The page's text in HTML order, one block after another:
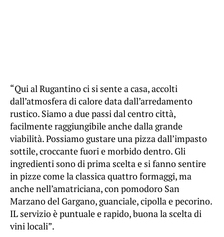
“Qui al Rugantino ci si sente a casa, accolti
dall’atmosfera di calore data dall’arredamento
rustico. Siamo a due passi dal centro città,
facilmente raggiungibile anche dalla grande
viabilità. Possiamo gustare una pizza dall’impasto
sottile, croccante fuori e morbido dentro. Gli
ingredienti sono di prima scelta e si fanno sentire
in pizze come la classica quattro formaggi, ma
anche nell’amatriciana, con pomodoro San
Marzano del Gargano, guanciale, cipolla e pecorino.
IL servizio è puntuale e rapido, buona la scelta di
vini locali”.